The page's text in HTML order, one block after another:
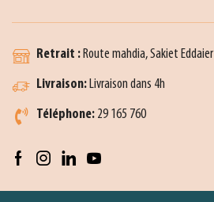
Retrait :Route mahdia, Sakiet Eddaier
Livraison:Livraison dans 4h
Téléphone: 29 165 760